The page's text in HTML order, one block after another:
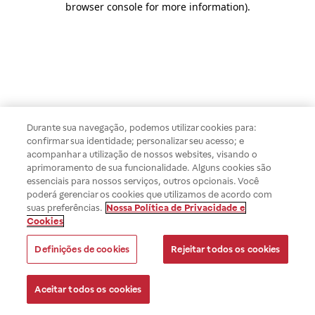
browser console for more information).
Durante sua navegação, podemos utilizar cookies para:
confirmar sua identidade; personalizar seu acesso; e
acompanhar a utilização de nossos websites, visando o
aprimoramento de sua funcionalidade. Alguns cookies são
essenciais para nossos serviços, outros opcionais. Você
poderá gerenciar os cookies que utilizamos de acordo com
suas preferências. Nossa Política de Privacidade e
Cookies
Definições de cookies Rejeitar todos os cookies
Aceitar todos os cookies